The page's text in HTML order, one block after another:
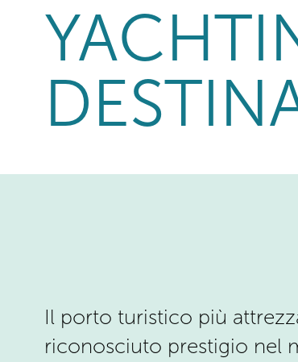
PORTO
Il porto turistico più
riconosciuto prestigio nel